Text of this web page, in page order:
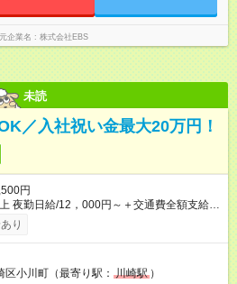
企業名 株式会社EBS
未読
／入社祝い金最大20万円！
円
夜勤日給/12，000円～＋交通費全額支給 ◆
入社祝金最大200，000円を支給！ 研修手
：時給1225円×20時間＝24，500円を支給！
歴を提出で、交通費全額支給！ 自動車通
って
り
小川町（最寄り駅： 川崎駅 ）